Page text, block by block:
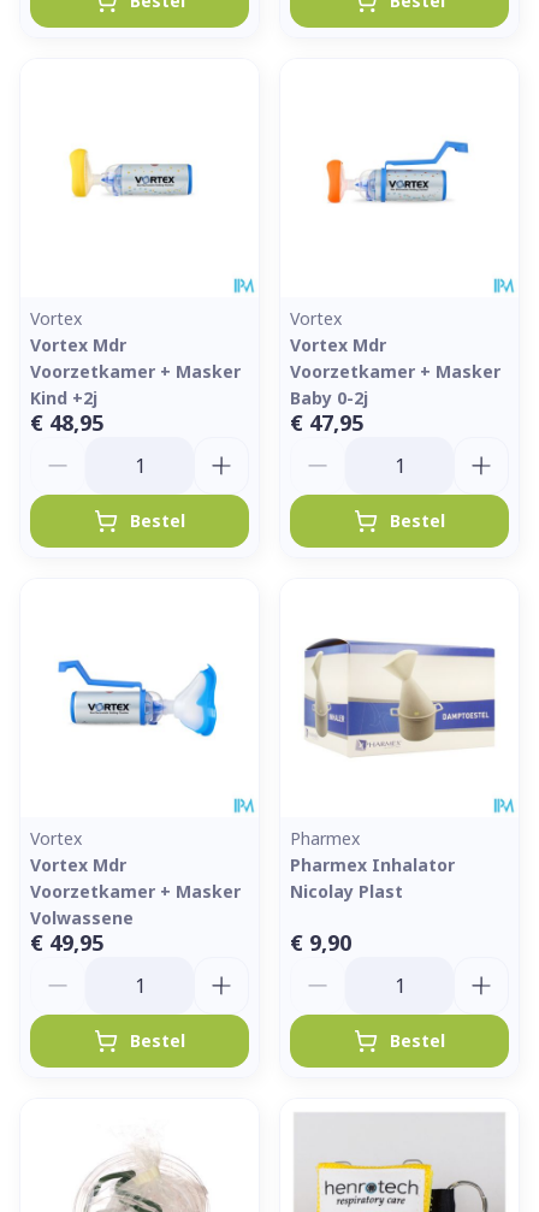
Vortex
Vortex Mdr
Voorzetkamer + Masker
Kind +2j
€ 48,95
Bestel
Vortex
Vortex Mdr
Voorzetkamer + Masker
Baby 0-2j
€ 47,95
Bestel
Vortex
Vortex Mdr
Voorzetkamer + Masker
Volwassene
€ 49,95
Bestel
Pharmex
Pharmex Inhalator
Nicolay Plast
€ 9,90
Bestel